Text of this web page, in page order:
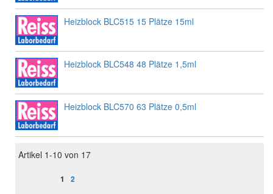
Heizblock BLC515 15 Plätze 15ml
Heizblock BLC548 48 Plätze 1,5ml
Heizblock BLC570 63 Plätze 0,5ml
Artikel 1-10 von 17
1 2